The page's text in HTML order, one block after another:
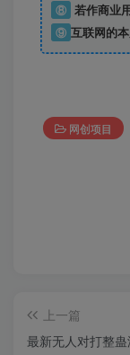
⑧ 若作商业
⑨ 互联网的
网创项目
上一篇
最新无人对打整